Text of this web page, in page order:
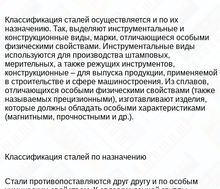
Классификация сталей осуществляется и по их
назначению. Так, выделяют инструментальные и
конструкционные виды, марки, отличающиеся особыми
физическими свойствами. Инструментальные виды
используются для производства штамповых,
мерительных, а также режущих инструментов,
конструкционные – для выпуска продукции, применяемой
в строительстве и сфере машиностроения. Из сплавов,
отличающихся особыми физическими свойствами (также
называемых прецизионными), изготавливают изделия,
которые должны обладать особыми хаpaктеристиками
(магнитными, прочностными и др.).
Классификация сталей по назначению
Стали противопоставляются друг другу и по особым